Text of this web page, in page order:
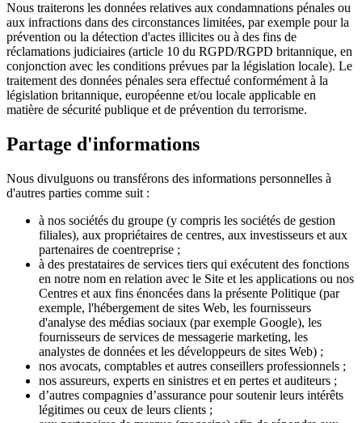
Nous traiterons les données relatives aux condamnations pénales ou
aux infractions dans des circonstances limitées, par exemple pour la
prévention ou la détection d'actes illicites ou à des fins de
réclamations judiciaires (article 10 du RGPD/RGPD britannique, en
conjonction avec les conditions prévues par la législation locale). Le
traitement des données pénales sera effectué conformément à la
législation britannique, européenne et/ou locale applicable en
matière de sécurité publique et de prévention du terrorisme.
Partage d'informations
Nous divulguons ou transférons des informations personnelles à
d'autres parties comme suit :
à nos sociétés du groupe (y compris les sociétés de gestion
filiales), aux propriétaires de centres, aux investisseurs et aux
partenaires de coentreprise ;
à des prestataires de services tiers qui exécutent des fonctions
en notre nom en relation avec le Site et les applications ou nos
Centres et aux fins énoncées dans la présente Politique (par
exemple, l'hébergement de sites Web, les fournisseurs
d'analyse des médias sociaux (par exemple Google), les
fournisseurs de services de messagerie marketing, les
analystes de données et les développeurs de sites Web) ;
nos avocats, comptables et autres conseillers professionnels ;
nos assureurs, experts en sinistres et en pertes et auditeurs ;
d’autres compagnies d’assurance pour soutenir leurs intérêts
légitimes ou ceux de leurs clients ;